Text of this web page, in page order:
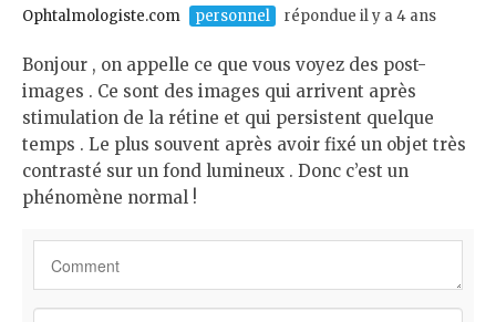
t
Ophtalmologiste.com personnel répondue il y a 4 ans
Bonjour , on appelle ce que vous voyez des post-
images . Ce sont des images qui arrivent après
stimulation de la rétine et qui persistent quelque
temps . Le plus souvent après avoir fixé un objet très
contrasté sur un fond lumineux . Donc c’est un
phénomène normal !